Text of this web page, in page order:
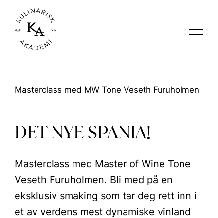
Masterclass med MW Tone Veseth Furuholmen
DET NYE SPANIA!
Masterclass med Master of Wine Tone
Veseth Furuholmen. Bli med på en
eksklusiv smaking som tar deg rett inn i
et av verdens mest dynamiske vinland